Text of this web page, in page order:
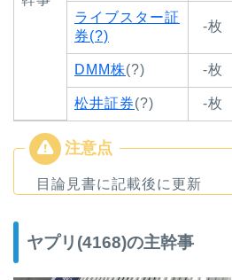
ライブスター証
券(?)
-枚
DMM株(?) -枚
松井証券(?) -枚
目論見書に記載後に更新
ヤプリ(4168)の主幹事